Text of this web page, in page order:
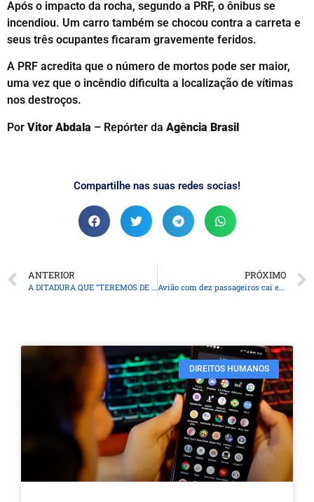
Após o impacto da rocha, segundo a PRF, o ônibus se
incendiou. Um carro também se chocou contra a carreta e
seus três ocupantes ficaram gravemente feridos.
A PRF acredita que o número de mortos pode ser maior,
uma vez que o incêndio dificulta a localização de vítimas
nos destroços.
Por Vitor Abdala – Repórter da Agência Brasil
Compartilhe nas suas redes socias!
ANTERIOR
A DITADURA QUE “TEREMOS DE MATAR”
PRÓXIMO
Avião com dez passageiros cai em Gramado
DIREITOS HUMANOS